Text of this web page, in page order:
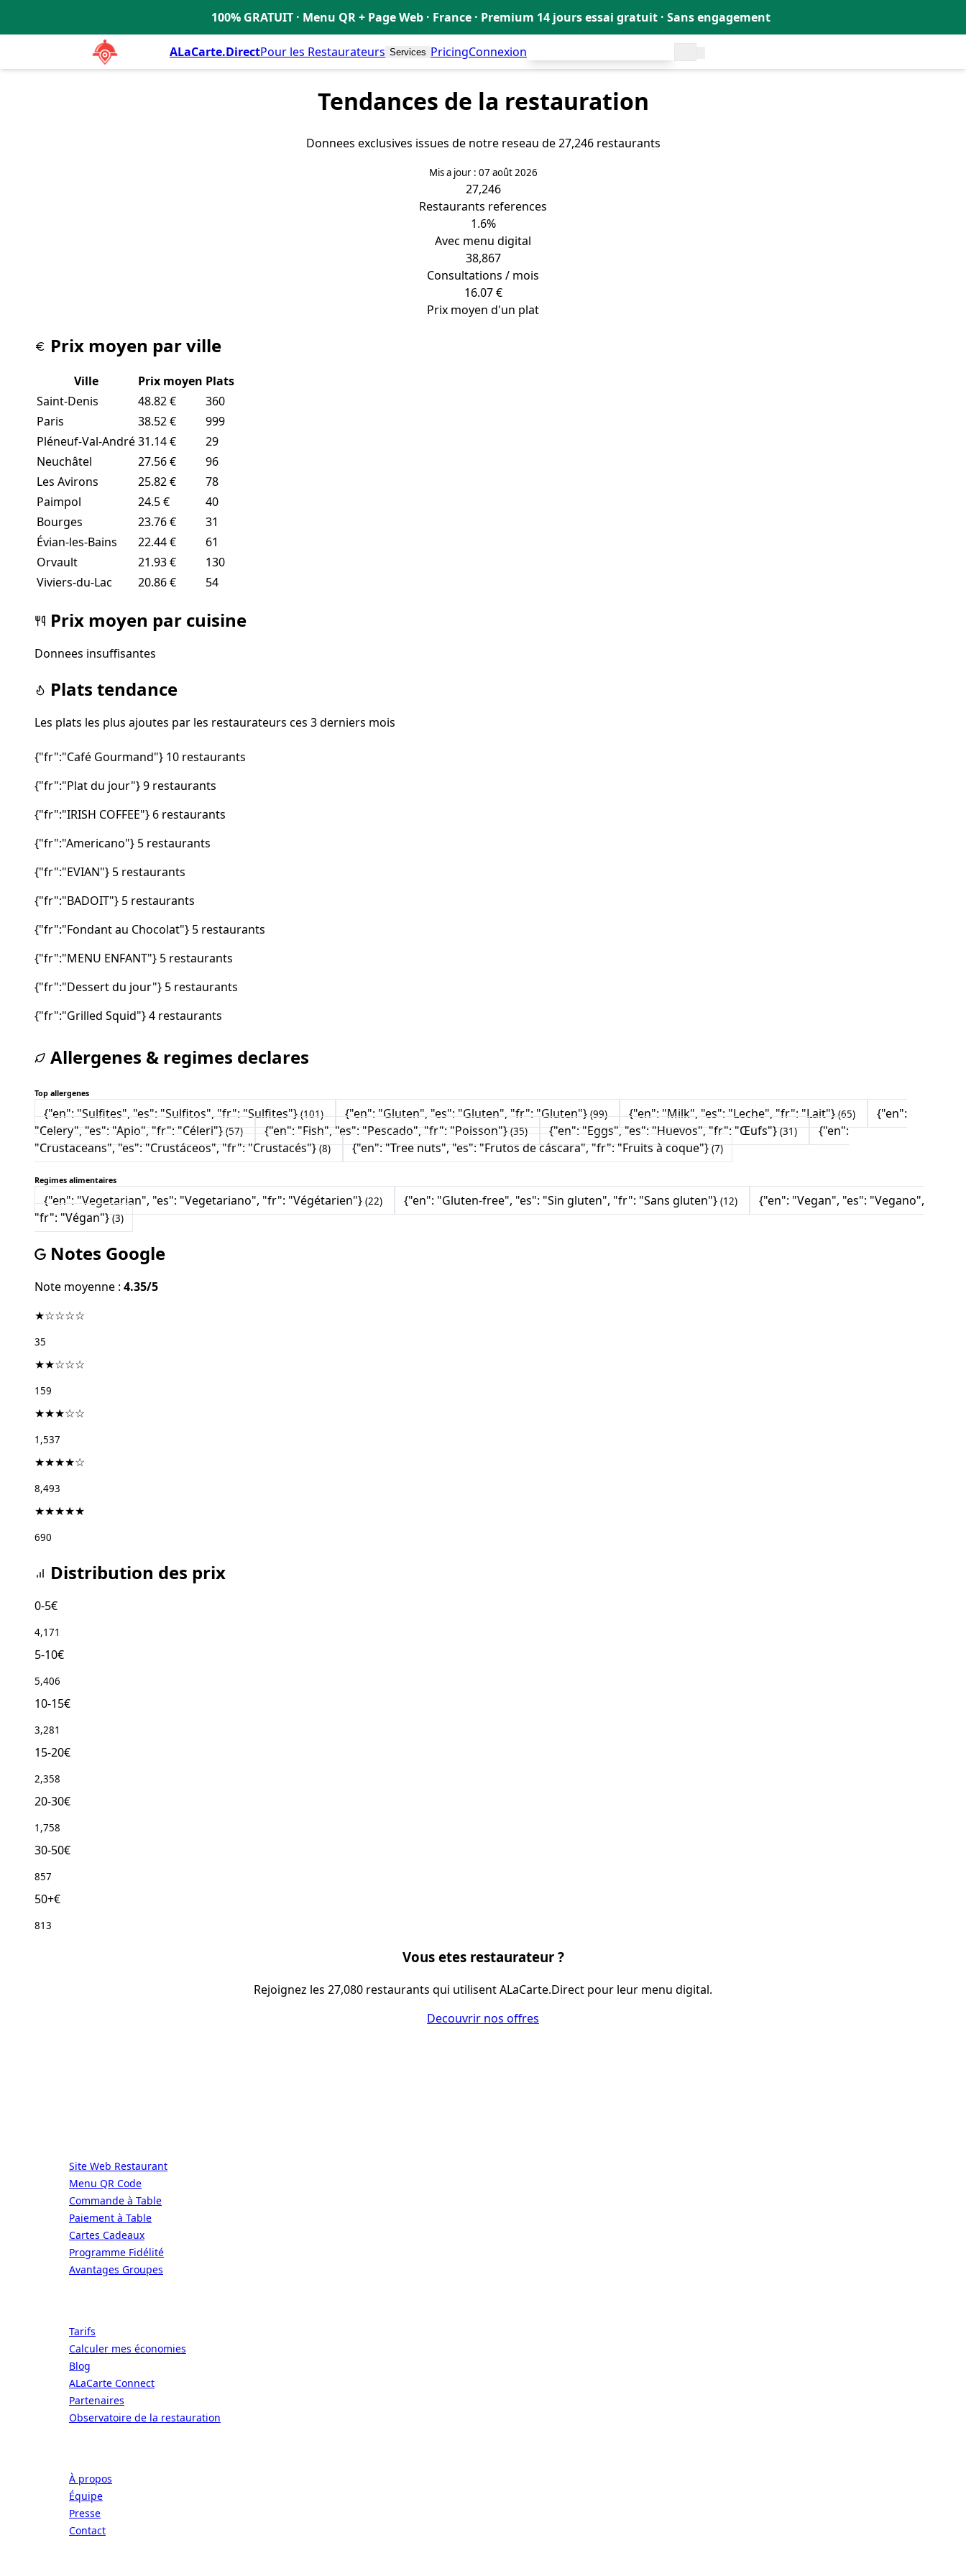
100% GRATUIT · Menu QR + Page Web · France · Premium 14 jours essai gratuit · Sans engagement
ALaCarte.DirectPour les Restaurateurs Services PricingConnexion
Tendances de la restauration
Donnees exclusives issues de notre reseau de 27,246 restaurants
Mis a jour : 07 août 2026
27,246
Restaurants references
1.6%
Avec menu digital
38,867
Consultations / mois
16.07 €
Prix moyen d'un plat
Prix moyen par ville
Ville Prix moyen Plats
Saint-Denis
48.82 €
360
Paris
38.52 €
999
Pléneuf-Val-André31.14 €
29
Neuchâtel
27.56 €
96
Les Avirons
25.82 €
78
Paimpol
24.5 €
40
Bourges
23.76 €
31
Évian-les-Bains
22.44 €
61
Orvault
21.93 €
130
Viviers-du-Lac
20.86 € 54
Prix moyen par cuisine
Donnees insuffisantes
Plats tendance
Les plats les plus ajoutes par les restaurateurs ces 3 derniers mois
{"fr":"Café Gourmand"} 10 restaurants
{"fr":"Plat du jour"}9 restaurants
{"fr":"IRISH COFFEE"} 6 restaurants
{"fr":"Americano"} 5 restaurants
{"fr":"EVIAN"} 5 restaurants
{"fr":"BADOIT"} 5 restaurants
{"fr":"Fondant au Chocolat"} 5 restaurants
{"fr":"MENU ENFANT"} 5 restaurants
{"fr":"Dessert du jour"} 5 restaurants
{"fr":"Grilled Squid"}4 restaurants
Allergenes & regimes declares
Top allergenes
{"en": "Sulfites", "es": "Sulfitos", "fr": "Sulfites"}(101) {"en": "Gluten", "es": "Gluten", "fr": "Gluten"}(99) {"en": "Milk", "es": "Leche", "fr": "Lait"}(65)
{"en":
"Celery", "es": "Apio", "fr": "Céleri"}(57) {"en": "Fish", "es": "Pescado", "fr": "Poisson"}(35) {"en": "Eggs", "es": "Huevos", "fr": "Œufs"}(31)
{"en":
"Crustaceans", "es": "Crustáceos", "fr": "Crustacés"}(8) {"en": "Tree nuts", "es": "Frutos de cáscara", "fr": "Fruits à coque"}(7)
Regimes alimentaires
{"en": "Vegetarian", "es": "Vegetariano", "fr": "Végétarien"} (22) {"en": "Gluten-free", "es": "Sin gluten", "fr": "Sans gluten"} (12)
{"en": "Vegan", "es": "Vegano",
"fr": "Végan"}(3)
Notes Google
Note moyenne : 4.35/5
★☆☆☆☆
35
★★☆☆☆
159
★★★☆☆
1,537
★★★★☆
8,493
★★★★★
690
Distribution des prix
0-5€
4,171
5-10€
5,406
10-15€
3,281
15-20€
2,358
20-30€
1,758
30-50€
857
50+€
813
Vous etes restaurateur ?
Rejoignez les 27,080 restaurants qui utilisent ALaCarte.Direct pour leur menu digital.
Decouvrir nos offres
Site Web Restaurant
Menu QR Code
Commande à Table
Paiement à Table
Cartes Cadeaux
Programme Fidélité
Avantages Groupes
Tarifs
Calculer mes économies
Blog
ALaCarte Connect
Partenaires
Observatoire de la restauration
À propos
Équipe
Presse
Contact